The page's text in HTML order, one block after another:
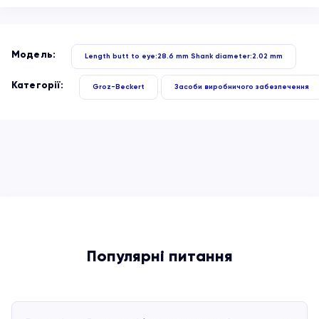
Модель: Length butt to eye:28.6 mm Shank diameter:2.02 mm
Категорії: Groz-Beckert Засоби виробничого забезпечення
Популярні питання